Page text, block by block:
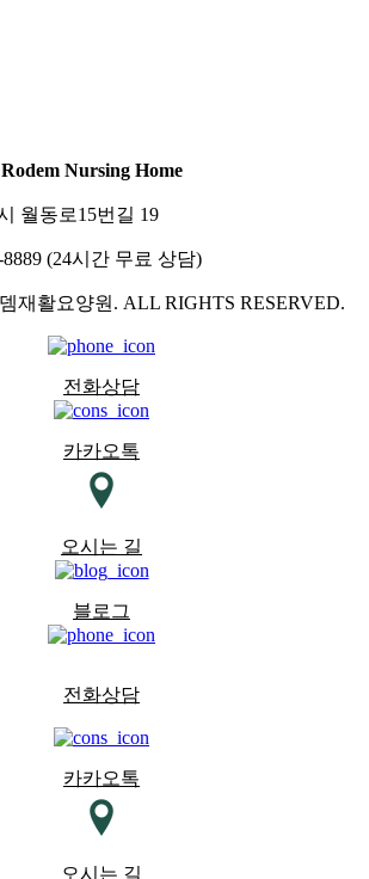
Nursing Home
월동로15번길 19
(24시간 무료 상담)
재활요양원. ALL RIGHTS RESERVED.
전화상담
카카오톡
오시는 길
블로그
전화상담
카카오톡
오시는 길